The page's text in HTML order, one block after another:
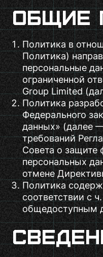
Общие
Политика в
Политика)
персональные
ограниченной
Group Limited
Политика
Федерального
данных» (далее
требований
Совета о защите
персональных
отмене
Политика
соответствии с
общедоступным